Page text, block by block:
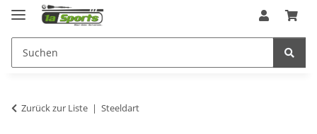
Zurück zur Liste Steeldart